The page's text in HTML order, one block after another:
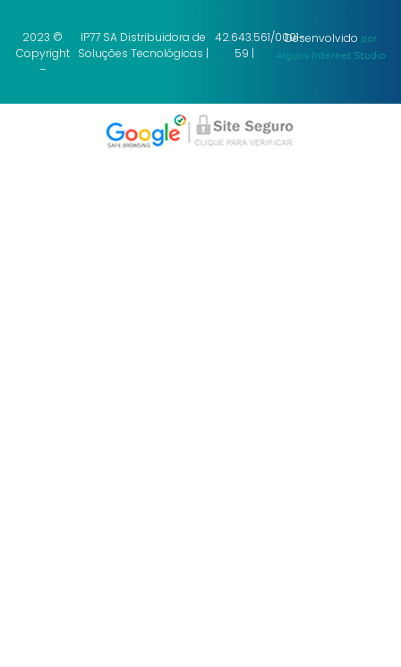
2023 ©
Copyright
–
IP77 SA Distribuidora de
Soluções Tecnológicas |
42.643.561/0001-
59 |
Desenvolvido por
Alguns Internet Studio